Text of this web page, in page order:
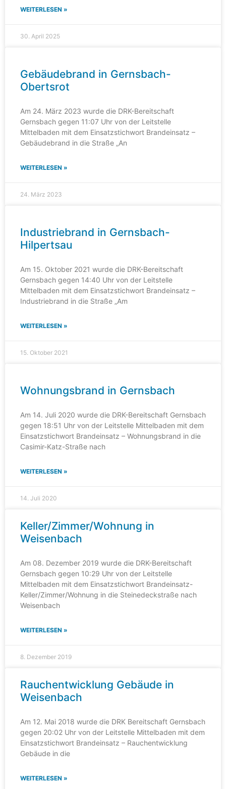
WEITERLESEN »
30. April 2025
Gebäudebrand in Gernsbach-
Obertsrot
Am 24. März 2023 wurde die DRK-Bereitschaft
Gernsbach gegen 11:07 Uhr von der Leitstelle
Mittelbaden mit dem Einsatzstichwort Brandeinsatz –
Gebäudebrand in die Straße „An
WEITERLESEN »
24. März 2023
Industriebrand in Gernsbach-
Hilpertsau
Am 15. Oktober 2021 wurde die DRK-Bereitschaft
Gernsbach gegen 14:40 Uhr von der Leitstelle
Mittelbaden mit dem Einsatzstichwort Brandeinsatz –
Industriebrand in die Straße „Am
WEITERLESEN »
15. Oktober 2021
Wohnungsbrand in Gernsbach
Am 14. Juli 2020 wurde die DRK-Bereitschaft Gernsbach
gegen 18:51 Uhr von der Leitstelle Mittelbaden mit dem
Einsatzstichwort Brandeinsatz – Wohnungsbrand in die
Casimir-Katz-Straße nach
WEITERLESEN »
14. Juli 2020
Keller/Zimmer/Wohnung in
Weisenbach
Am 08. Dezember 2019 wurde die DRK-Bereitschaft
Gernsbach gegen 10:29 Uhr von der Leitstelle
Mittelbaden mit dem Einsatzstichwort Brandeinsatz-
Keller/Zimmer/Wohnung in die Steinedeckstraße nach
Weisenbach
WEITERLESEN »
8. Dezember 2019
Rauchentwicklung Gebäude in
Weisenbach
Am 12. Mai 2018 wurde die DRK Bereitschaft Gernsbach
gegen 20:02 Uhr von der Leitstelle Mittelbaden mit dem
Einsatzstichwort Brandeinsatz – Rauchentwicklung
Gebäude in die
WEITERLESEN »